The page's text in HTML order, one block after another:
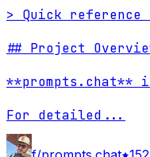
> Quick reference
## Project
**prompts.chat**
For detailed ...